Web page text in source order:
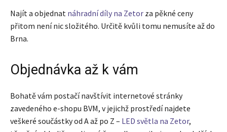
Najít a objednat náhradní díly na Zetor za pěkné ceny
přitom není nic složitého. Určitě kvůli tomu nemusíte až do
Brna.
Objednávka až k vám
Bohatě vám postačí navštívit internetové stránky
zavedeného e-shopu BVM, v jejichž prostředí najdete
veškeré součástky od A až po Z – LED světla na Zetor,